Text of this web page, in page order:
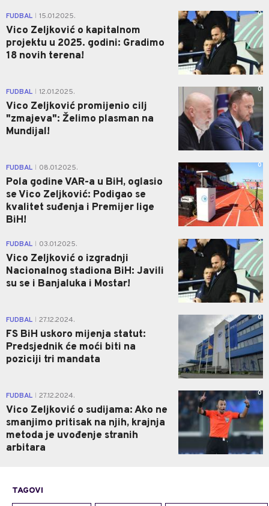
FUDBAL 15.01.2025.
Vico Zeljković o kapitalnom
projektu u 2025. godini: Gradimo
18 novih terena!
0
FUDBAL 12.01.2025.
Vico Zeljković promijenio cilj
"zmajeva": Želimo plasman na
Mundijal!
0
FUDBAL 08.01.2025.
Pola godine VAR-a u BiH, oglasio
se Vico Zeljković: Podigao se
kvalitet suđenja i Premijer lige
BiH!
0
FUDBAL 03.01.2025.
Vico Zeljković o izgradnji
Nacionalnog stadiona BiH: Javili
su se i Banjaluka i Mostar!
2
FUDBAL 27.12.2024.
FS BiH uskoro mijenja statut:
Predsjednik će moći biti na
poziciji tri mandata
0
FUDBAL 27.12.2024.
Vico Zeljković o sudijama: Ako ne
smanjimo pritisak na njih, krajnja
metoda je uvođenje stranih
arbitara
0
TAGOVI